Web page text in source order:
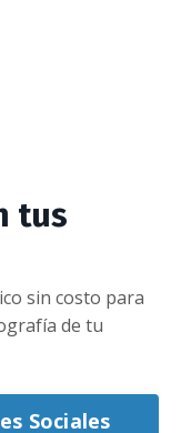
tus
sin costo para
de tu
Sociales